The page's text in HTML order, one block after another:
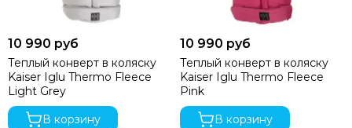
10 990 руб
Теплый конверт в коляску
Kaiser Iglu Thermo Fleece
Light Grey
В корзину
10 990 руб
Теплый конверт в коляску
Kaiser Iglu Thermo Fleece
Pink
В корзину